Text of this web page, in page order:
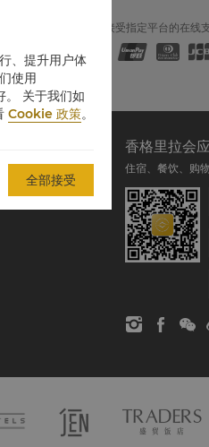
我们接受指定平台的在线
香格里拉会
住宿、餐饮、购
、提升用户体
使用
关于我们如
Cookie 政策。
全部接受